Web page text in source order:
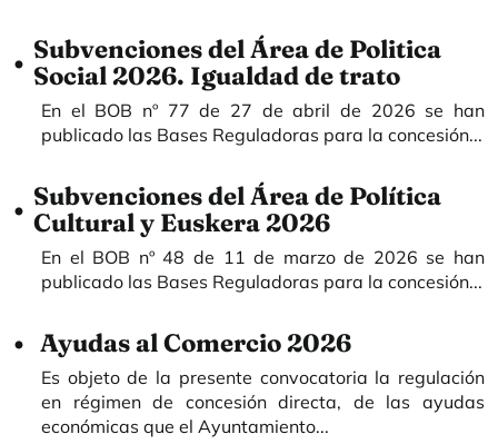
Subvenciones del Área de Politica
Social 2026. Igualdad de trato
En el BOB nº 77 de 27 de abril de 2026 se han
publicado las Bases Reguladoras para la concesión...
Subvenciones del Área de Política
Cultural y Euskera 2026
En el BOB nº 48 de 11 de marzo de 2026 se han
publicado las Bases Reguladoras para la concesión...
Ayudas al Comercio 2026
Es objeto de la presente convocatoria la regulación
en régimen de concesión directa, de las ayudas
económicas que el Ayuntamiento...